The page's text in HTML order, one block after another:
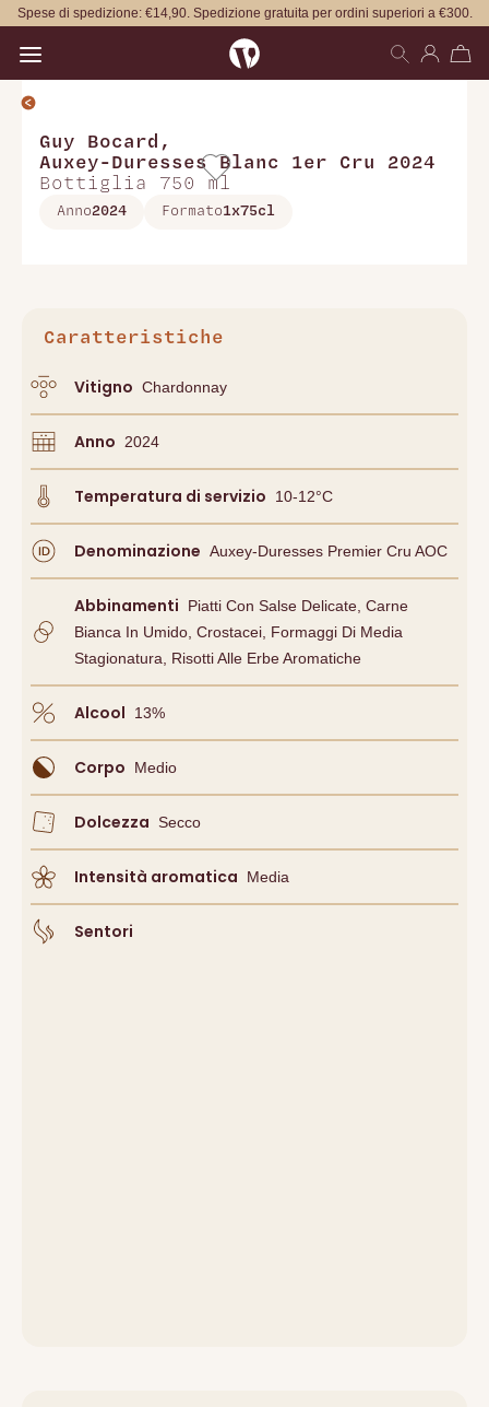
Spese di spedizione: €14,90. Spedizione gratuita per ordini superiori a €300.
Guy Bocard ,
Auxey-Duresses Blanc 1er Cru 2024
Bottiglia 750 ml
Anno2024 Formato1x75cl
Caratteristiche
Vitigno Chardonnay
Anno 2024
Temperatura di servizio 10-12°C
Denominazione Auxey-Duresses Premier Cru AOC
Abbinamenti
Piatti Con Salse Delicate, Carne
Bianca In Umido, Crostacei, Formaggi Di Media
Stagionatura, Risotti Alle Erbe Aromatiche
Alcool 13%
Corpo Medio
Dolcezza Secco
Intensità aromatica Media
Sentori